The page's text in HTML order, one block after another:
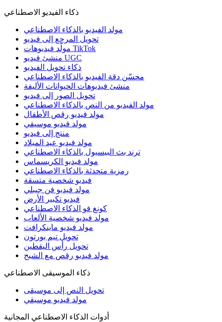
ذكاء الفيديو الاصطناعي
مولد الفيديو بالذكاء الاصطناعي
تحويل المرجع إلى فيديو
مولّد فيديوهات TikTok
منشئ فيديو UGC
ذكاء تحويل الفيديو
محسّن دقة الفيديو بالذكاء الاصطناعي
منشئ فيديوهات الحيوانات الأليفة
تحويل الصور إلى فيديو
مولد الفيديو من النص بالذكاء الاصطناعي
مولد فيديو رقص الأطفال
مولد فيديو موسيقي
منتج إلى فيديو
مولد فيديو عيد الميلاد
ترند بث البيسبول بالذكاء الاصطناعي
مولد فيديو الكريسماس
رمزية متحدثة بالذكاء الاصطناعي
فيديو شخصية متسقة
مولد فيديو فن جيبلي
فيديو تكبير الأرض
كونغ فو الذكاء الاصطناعي
مولد فيديو شخصية الألعاب
مولد فيديو ماينكرافت
تحويل تيم بورتون
تحويل رأس اليقطين
مولد فيديو رقص مع الشبح
ذكاء الموسيقى الاصطناعي
تحويل النص إلى موسيقى
مولد فيديو موسيقي
أدوات الذكاء الاصطناعي المجانية